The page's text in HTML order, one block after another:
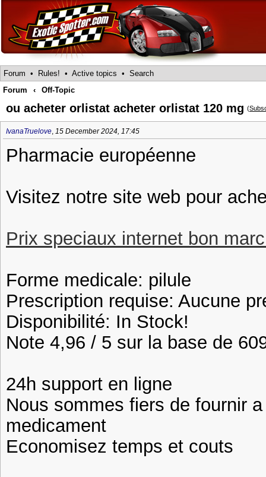
Forum • Rules! • Active topics • Search
Forum
‹ Off-Topic
ou acheter orlistat acheter orlistat 120 mg (
IvanaTruelove, 15 December 2024, 17:45
Pharmacie européenne
Visitez notre site web pour
Prix speciaux internet bon
Forme medicale: pilule
Prescription requise: Aucune
Disponibilité: In Stock!
Note 4,96 / 5 sur la base de
24h support en ligne
Nous sommes fiers de fournir
medicament
Economisez temps et couts